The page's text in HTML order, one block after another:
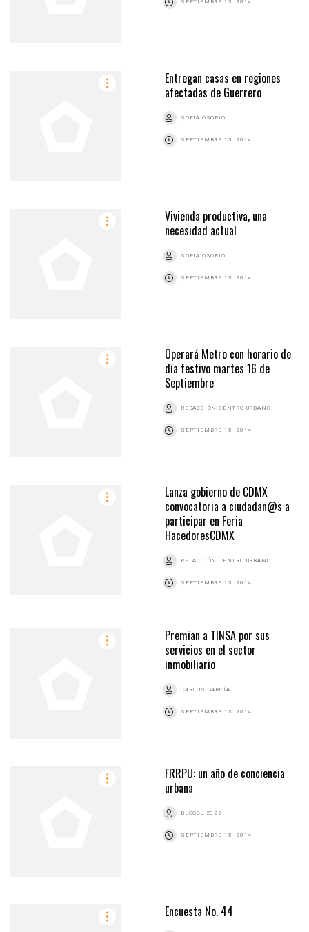
SEPTIEMBRE 15, 2014
Entregan casas en regiones
afectadas de Guerrero
SOFIA OSORIO
SEPTIEMBRE 15, 2014
Vivienda productiva, una
necesidad actual
SOFIA OSORIO
SEPTIEMBRE 15, 2014
Operará Metro con horario de
día festivo martes 16 de
Septiembre
REDACCIÓN CENTRO URBANO
SEPTIEMBRE 15, 2014
Lanza gobierno de CDMX
convocatoria a ciudadan@s a
participar en Feria
HacedoresCDMX
REDACCIÓN CENTRO URBANO
SEPTIEMBRE 15, 2014
Premian a TINSA por sus
servicios en el sector
inmobiliario
CARLOS GARCÍA
SEPTIEMBRE 15, 2014
FRRPU: un año de conciencia
urbana
BLOGCU 2022
SEPTIEMBRE 15, 2014
Encuesta No. 44